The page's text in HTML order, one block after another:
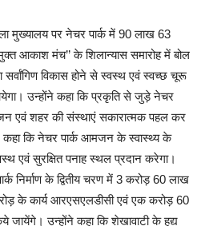
मुख्यालय पर नेचर पार्क में 90 लाख 63
आकाश मंच’’ के शिलान्यास समारोह में बोल
विकास होने से स्वस्थ एवं स्वच्छ चूरू
उन्होंने कहा कि प्रकृति से जुड़े नेचर
एवं शहर की संस्थाएं सकारात्मक पहल कर
कहा कि नेचर पार्क आमजन के स्वास्थ्य के
एवं सुरक्षित पनाह स्थल प्रदान करेगा।
निर्माण के द्वितीय चरण में 3 करोड़ 60 लाख
के कार्य आरएसएलडीसी एवं एक करोड़ 60
जायेंगे। उन्होंने कहा कि शेखावाटी के हद्य